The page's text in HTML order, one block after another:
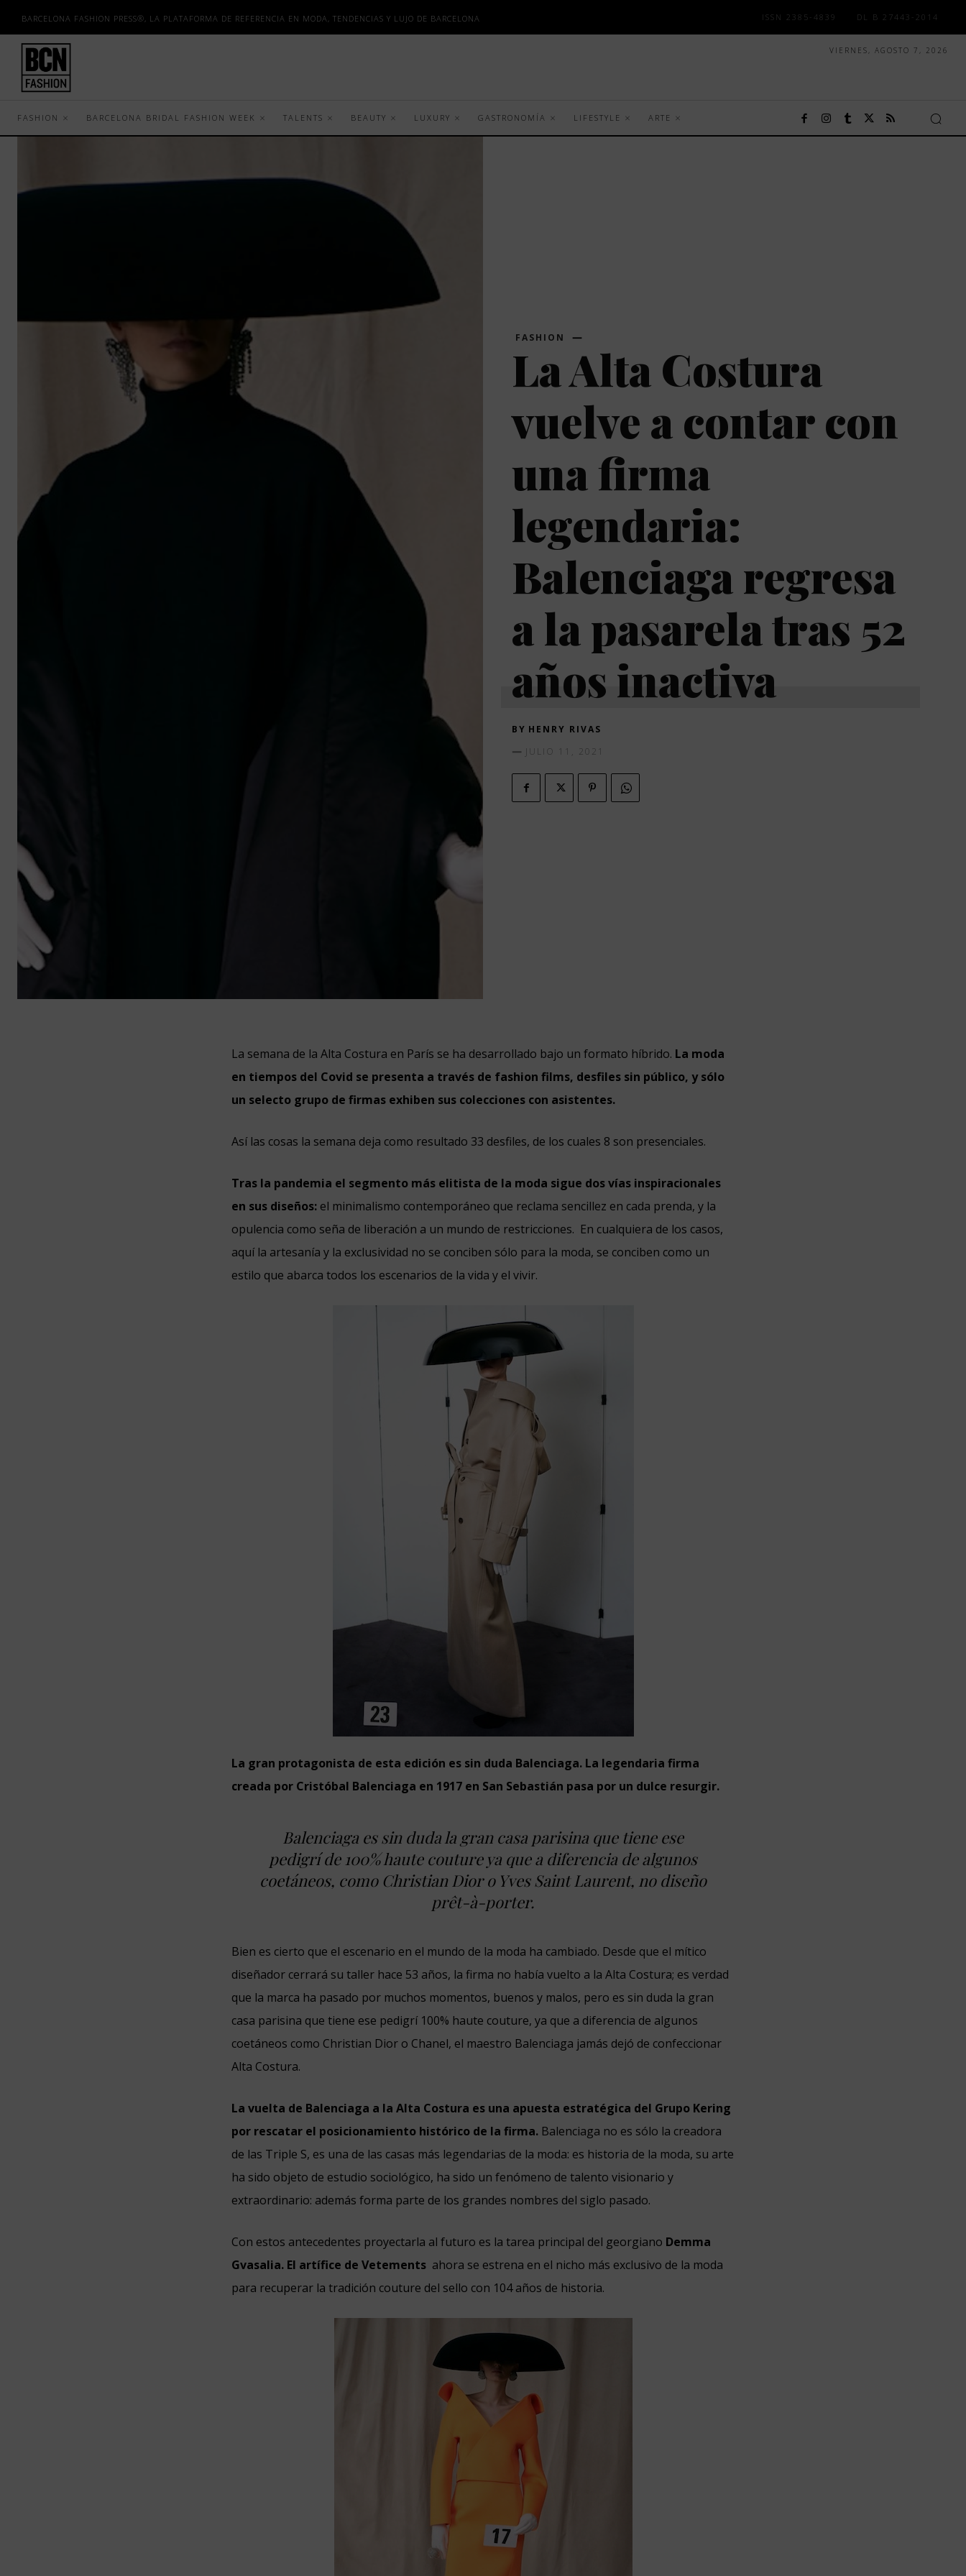
BARCELONA FASHION PRESS®, LA PLATAFORMA DE REFERENCIA EN MODA, TENDENCIAS Y LUJO DE BARCELONA ISSN 2385-4839 DL B 27443-2014
VIERNES, AGOSTO 7, 2026
FASHION BARCELONA BRIDAL FASHION WEEK TALENTS BEAUTY LUXURY GASTRONOMÍA LIFESTYLE ARTE
FASHION
La Alta Costura
vuelve a contar con
una firma
legendaria:
Balenciaga regresa
a la pasarela tras 52
años inactiva
BY HENRY RIVAS
JULIO 11, 2021
La semana de la Alta Costura en París se ha desarrollado bajo un formato híbrido. La moda
en tiempos del Covid se presenta a través de fashion films, desfiles sin público, y sólo
un selecto grupo de firmas exhiben sus colecciones con asistentes.
Así las cosas la semana deja como resultado 33 desfiles, de los cuales 8 son presenciales.
Tras la pandemia el segmento más elitista de la moda sigue dos vías inspiracionales
en sus diseños: el minimalismo contemporáneo que reclama sencillez en cada prenda, y la
opulencia como seña de liberación a un mundo de restricciones. En cualquiera de los casos,
aquí la artesanía y la exclusividad no se conciben sólo para la moda, se conciben como un
estilo que abarca todos los escenarios de la vida y el vivir.
La gran protagonista de esta edición es sin duda Balenciaga. La legendaria firma
creada por Cristóbal Balenciaga en 1917 en San Sebastián pasa por un dulce resurgir.
Balenciaga es sin duda la gran casa parisina que tiene ese
pedigrí de 100% haute couture ya que a diferencia de algunos
coetáneos, como Christian Dior o Yves Saint Laurent, no diseño
prêt-à-porter.
Bien es cierto que el escenario en el mundo de la moda ha cambiado. Desde que el mítico
diseñador cerrará su taller hace 53 años, la firma no había vuelto a la Alta Costura; es verdad
que la marca ha pasado por muchos momentos, buenos y malos, pero es sin duda la gran
casa parisina que tiene ese pedigrí 100% haute couture, ya que a diferencia de algunos
coetáneos como Christian Dior o Chanel, el maestro Balenciaga jamás dejó de confeccionar
Alta Costura.
La vuelta de Balenciaga a la Alta Costura es una apuesta estratégica del Grupo Kering
por rescatar el posicionamiento histórico de la firma. Balenciaga no es sólo la creadora
de las Triple S, es una de las casas más legendarias de la moda: es historia de la moda, su arte
ha sido objeto de estudio sociológico, ha sido un fenómeno de talento visionario y
extraordinario: además forma parte de los grandes nombres del siglo pasado.
Con estos antecedentes proyectarla al futuro es la tarea principal del georgiano Demma
Gvasalia. El artífice de Vetements ahora se estrena en el nicho más exclusivo de la moda
para recuperar la tradición couture del sello con 104 años de historia.